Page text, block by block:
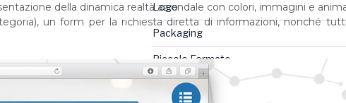
della dinamica realtà aziendale con colori, immagini e
un form per la richiesta diretta di informazioni, nonché
Logo
Packaging
Piccolo Formato
Riviste